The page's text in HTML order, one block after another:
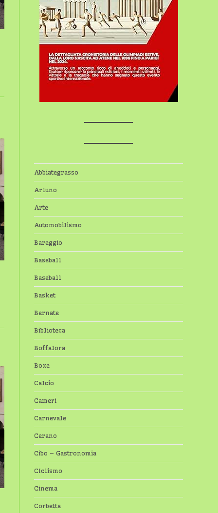
Abbiategrasso
Arluno
Arte
Automobilismo
Bareggio
Baseball
Baseball
Basket
Bernate
Biblioteca
Boffalora
Boxe
Calcio
Cameri
Carnevale
Cerano
Cibo – Gastronomia
CIclismo
Cinema
Corbetta